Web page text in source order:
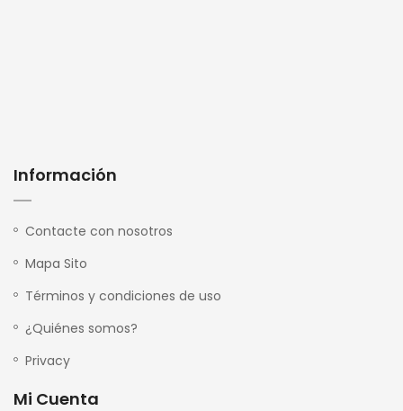
Información
Contacte con nosotros
Mapa Sito
Términos y condiciones de uso
¿Quiénes somos?
Privacy
Mi Cuenta